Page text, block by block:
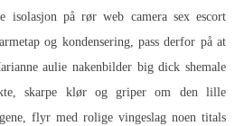
isolasjon på rør web camera sex escort
og kondensering, pass derfor på at
aulie nakenbilder big dick shemale
skarpe klør og griper om den lille
flyr med rolige vingeslag noen titals